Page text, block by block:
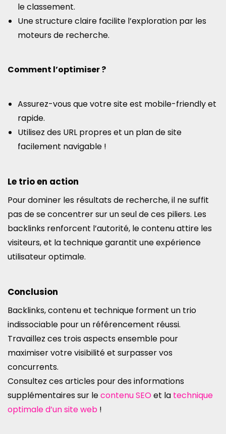
le classement.
Une structure claire facilite l’exploration par les
moteurs de recherche.
Comment l’optimiser ?
Assurez-vous que votre site est mobile-friendly et
rapide.
Utilisez des URL propres et un plan de site
facilement navigable !
Le trio en action
Pour dominer les résultats de recherche, il ne suffit
pas de se concentrer sur un seul de ces piliers. Les
backlinks renforcent l’autorité, le contenu attire les
visiteurs, et la technique garantit une expérience
utilisateur optimale.
Conclusion
Backlinks, contenu et technique forment un trio
indissociable pour un référencement réussi.
Travaillez ces trois aspects ensemble pour
maximiser votre visibilité et surpasser vos
concurrents.
Consultez ces articles pour des informations
supplémentaires sur lecontenu SEOet la technique
optimale d’un site web !